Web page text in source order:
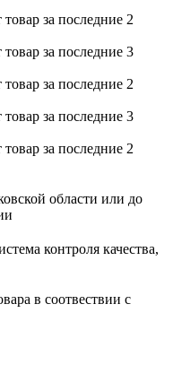
за последние 2
за последние 3
за последние 2
за последние 3
за последние 2
области или до
контроля качества,
в соотвествии с